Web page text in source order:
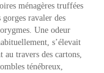
ménagères truffées
ravaler des
Une odeur
s’élevait
au travers des cartons,
ténébreux,